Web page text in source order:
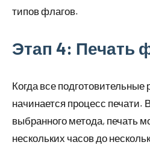
типов флагов.
Этап 4: Печать
Когда все
начинается процесс печати.
выбранного метода, печать
нескольких часов до